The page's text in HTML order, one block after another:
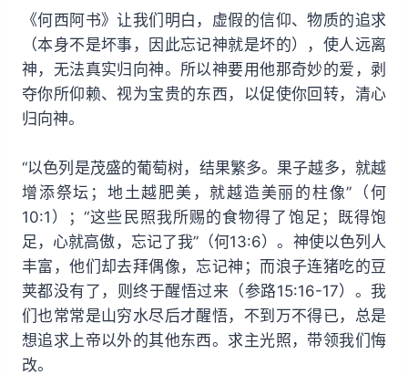
《何西阿书》让我们明白，虚假的信仰、物质的追求
（本身不是坏事，因此忘记神就是坏的），使人远离
神，无法真实归向神。所以神要用他那奇妙的爱，剥
夺你所仰赖、视为宝贵的东西，以促使你回转，清心
归向神。
“以色列是茂盛的葡萄树，结果繁多。果子越多，就越
增添祭坛；地土越肥美，就越造美丽的柱像”（何
10:1）；“这些民照我所赐的食物得了饱足；既得饱
足，心就高傲，忘记了我”（何13:6）。神使以色列人
丰富，他们却去拜偶像，忘记神；而浪子连猪吃的豆
荚都没有了，则终于醒悟过来（参路15:16-17）。我
们也常常是山穷水尽后才醒悟，不到万不得已，总是
想追求上帝以外的其他东西。求主光照，带领我们悔
改。